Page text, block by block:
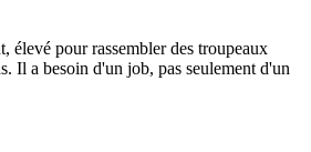
, élevé pour rassembler des troupeaux
Il a besoin d'un job, pas seulement d'un